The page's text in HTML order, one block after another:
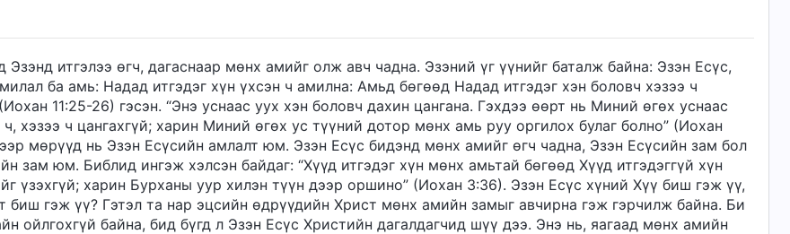
Эзэнд итгэлээ өгч, дагаснаар мөнх амийг олж авч чадна. Эзэний үг үүнийг баталж байна: Эзэн Есүс,
ба амь: Надад итгэдэг хүн үхсэн ч амилна: Амьд бөгөөд Надад итгэдэг хэн боловч хэзээ ч
11:25-26) гэсэн. “Энэ уснаас уух хэн боловч дахин цангана. Гэхдээ өөрт нь Миний өгөх уснаас
ч, хэзээ ч цангахгүй; харин Миний өгөх ус түүний дотор мөнх амь руу оргилох булаг болно” (Иохан
мөрүүд нь Эзэн Есүсийн амлалт юм. Эзэн Есүс бидэнд мөнх амийг өгч чадна, Эзэн Есүсийн зам бол
зам юм. Библид ингэж хэлсэн байдаг: “Хүүд итгэдэг хүн мөнх амьтай бөгөөд Хүүд итгэдэггүй хүн
үзэхгүй; харин Бурханы уур хилэн түүн дээр оршино” (Иохан 3:36). Эзэн Есүс хүний Хүү биш гэж үү,
биш гэж үү? Гэтэл та нар эцсийн өдрүүдийн Христ мөнх амийн замыг авчирна гэж гэрчилж байна. Би
ойлгохгүй байна, бид бүгд л Эзэн Есүс Христийн дагалдагчид шүү дээ. Энэ нь, яагаад мөнх амийн